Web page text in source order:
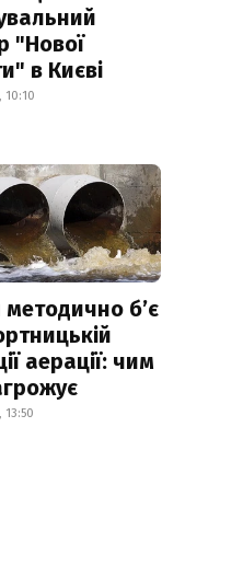
"Нової
в Києві
10:10
методично б’є
аерації: чим
13:50